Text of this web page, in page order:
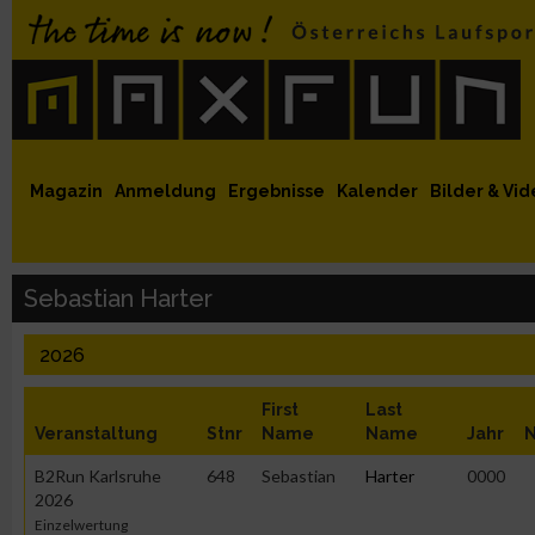
MaxFun Newsletter abonnieren
MaxFun auf Instagram
MaxFun auf Twitter
auf Youtube
auf Facebook
Magazin Anmeldung Ergebnisse Kalender Bilder &
Sebastian Harter
2026
Veranstaltung Stnr
First
Name
Last
Name
Jahr
B2Run Karlsruhe
2026
Einzelwertung
648 Sebastian Harter 0000